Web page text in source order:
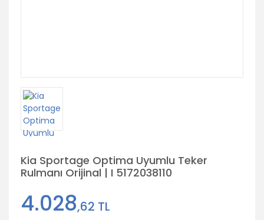
Kia Sportage Optima Uyumlu Teker
Rulmanı Orijinal | I 5172038110
4.028,62 TL